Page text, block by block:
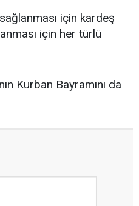
için kardeş
için her türlü
Kurban Bayramını da